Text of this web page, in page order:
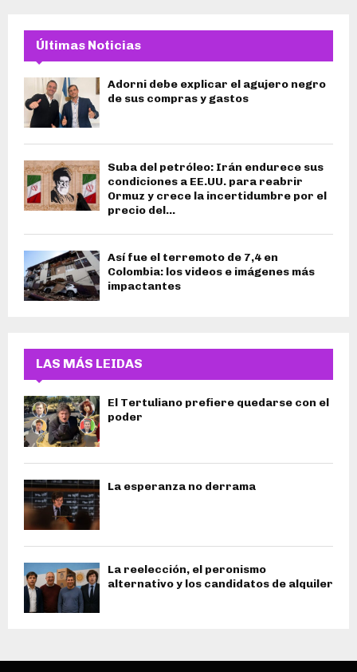
Últimas Noticias
Adorni debe explicar el agujero negro
de sus compras y gastos
Suba del petróleo: Irán endurece sus
condiciones a EE.UU. para reabrir
Ormuz y crece la incertidumbre por el
precio del...
Así fue el terremoto de 7,4 en
Colombia: los videos e imágenes más
impactantes
LAS MÁS LEIDAS
El Tertuliano prefiere quedarse con el
poder
La esperanza no derrama
La reelección, el peronismo
alternativo y los candidatos de alquiler